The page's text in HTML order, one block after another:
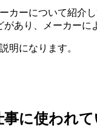
カーについて紹介
あり、メーカーに
明になります。
に使われて